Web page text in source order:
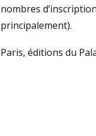
nombres
principalement).
Paris, éditions du